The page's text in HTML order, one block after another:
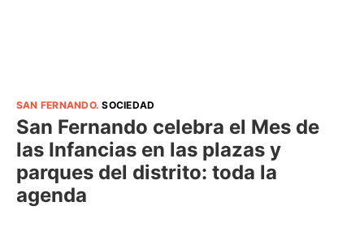
SAN FERNANDO.SOCIEDAD
San Fernando celebra el Mes de
las Infancias en las plazas y
parques del distrito: toda la
agenda